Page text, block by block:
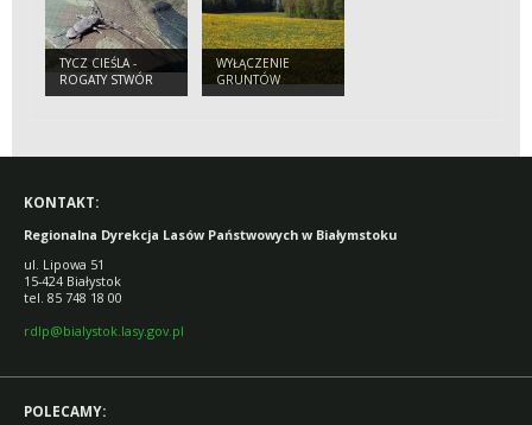
TYCZ CIEŚLA -
ROGATY STWÓR
WYŁĄCZENIE
GRUNTÓW
LEŚNYCH Z
KONTAKT:
Regionalna Dyrekcja Lasów Państwowych w Białymstoku
ul. Lipowa 51
15-424 Białystok
tel. 85 748 18 00
rdlp@bialystok.lasy.gov.pl
POLECAMY: